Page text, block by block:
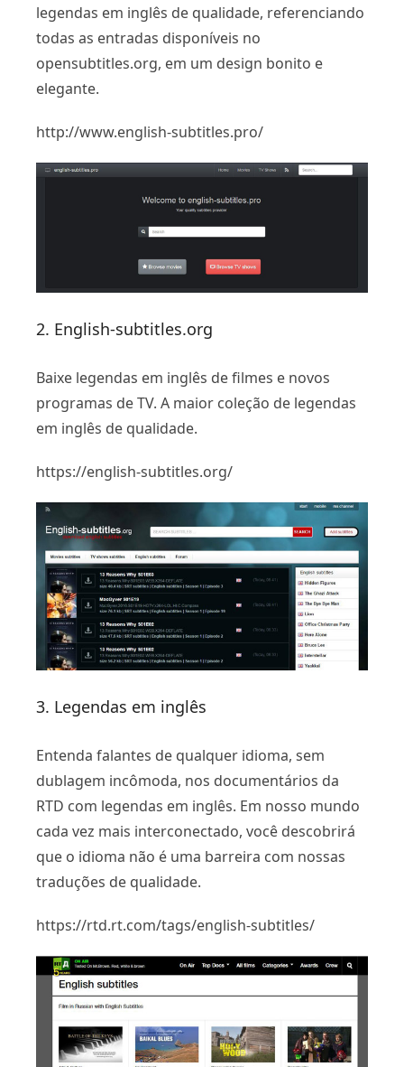
legendas em inglês de qualidade, referenciando
todas as entradas disponíveis no
opensubtitles.org, em um design bonito e
elegante.
http://www.english-subtitles.pro/
2. English-subtitles.org
Baixe legendas em inglês de filmes e novos
programas de TV. A maior coleção de legendas
em inglês de qualidade.
https://english-subtitles.org/
3. Legendas em inglês
Entenda falantes de qualquer idioma, sem
dublagem incômoda, nos documentários da
RTD com legendas em inglês. Em nosso mundo
cada vez mais interconectado, você descobrirá
que o idioma não é uma barreira com nossas
traduções de qualidade.
https://rtd.rt.com/tags/english-subtitles/